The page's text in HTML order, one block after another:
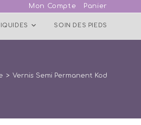
Mon Compte Panier
SOIN DES PIEDS
> Vernis Semi Permanent Kodi B80 7ml